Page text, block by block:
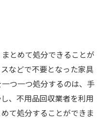
とめて処分できることが
などで不要となった家具
つ一つ処分するのは、手
、不用品回収業者を利用
て処分することができま